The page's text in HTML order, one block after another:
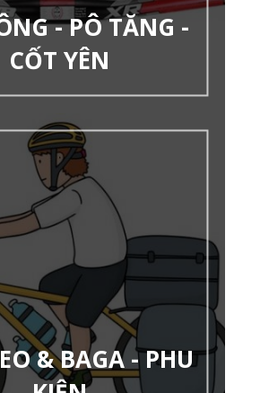
- PÔ TĂNG -
CỐT YÊN
& BAGA - PHU